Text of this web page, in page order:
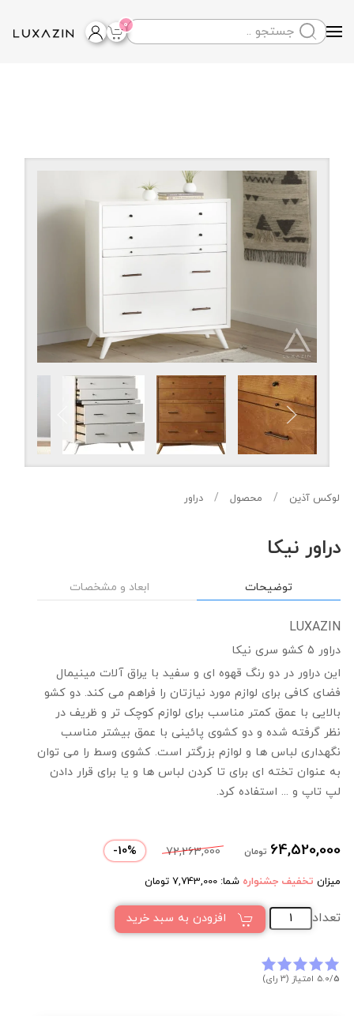
Skip to main content
0
لوکس آذین محصول دراور
دراور نیکا
توضیحات ابعاد و مشخصات
LUXAZIN
دراور 5 کشو سری نیکا
این دراور در دو رنگ قهوه ای و سفید با یراق آلات مینیمال
فضای کافی برای لوازم مورد نیازتان را فراهم می کند. دو کشو
بالایی با عمق کمتر مناسب برای لوازم کوچک تر و ظریف در
نظر گرفته شده و دو کشوی پائینی با عمق بیشتر مناسب
نگهداری لباس ها و لوازم بزرگتر است. کشوی وسط را می توان
به عنوان تخته ای برای تا کردن لباس ها و یا برای قرار دادن
لپ تاپ و ... استفاده کرد.
64,520,000 تومان 72,263,000
10%
-
میزان تخفیف جشنواره شما: 7,743,000 تومان
تعداد افزودن به سبد خرید
5.0/5 امتیاز (3 رای)